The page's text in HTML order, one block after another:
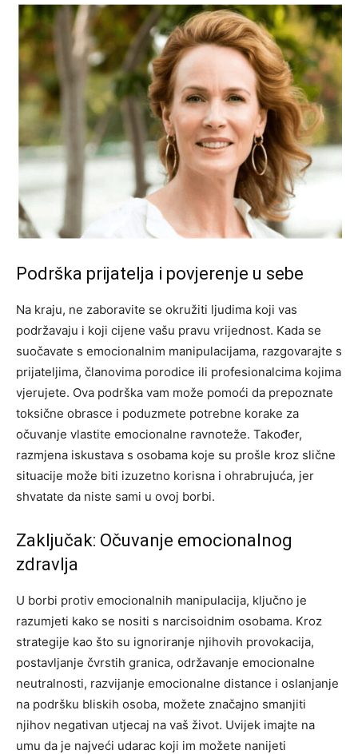
Podrška prijatelja i povjerenje u sebe
Na kraju, ne zaboravite se okružiti ljudima koji vas
podržavaju i koji cijene vašu pravu vrijednost. Kada se
suočavate s emocionalnim manipulacijama, razgovarajte s
prijateljima, članovima porodice ili profesionalcima kojima
vjerujete. Ova podrška vam može pomoći da prepoznate
toksične obrasce i poduzmete potrebne korake za
očuvanje vlastite emocionalne ravnoteže. Također,
razmjena iskustava s osobama koje su prošle kroz slične
situacije može biti izuzetno korisna i ohrabrujuća, jer
shvatate da niste sami u ovoj borbi.
Zaključak: Očuvanje emocionalnog
zdravlja
U borbi protiv emocionalnih manipulacija, ključno je
razumjeti kako se nositi s narcisoidnim osobama. Kroz
strategije kao što su ignoriranje njihovih provokacija,
postavljanje čvrstih granica, održavanje emocionalne
neutralnosti, razvijanje emocionalne distance i oslanjanje
na podršku bliskih osoba, možete značajno smanjiti
njihov negativan utjecaj na vaš život. Uvijek imajte na
umu da je najveći udarac koji im možete nanijeti